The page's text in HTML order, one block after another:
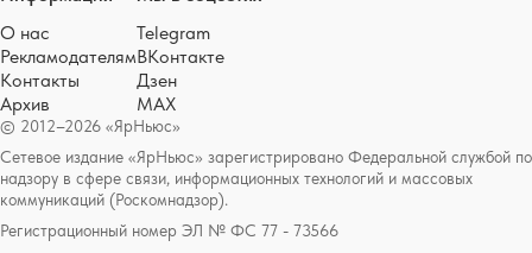
© 2012–2026 «ЯрНьюс»
Сетевое издание «ЯрНьюс» зарегистрировано Федеральной службой по
надзору в сфере связи, информационных технологий и массовых
коммуникаций (Роскомнадзор).
Регистрационный номер ЭЛ № ФС 77 - 73566
О нас
Рекламодателям
Контакты
Архив
Telegram
ВКонтакте
Дзен
MAX